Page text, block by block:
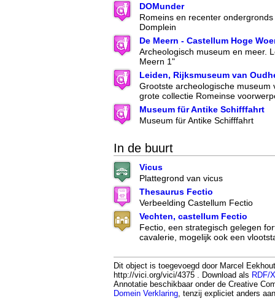
DOMunder
Romeins en recenter
Domplein
De Meern - Castellum Hoge
Archeologisch museum en meer.
Meern 1"
Leiden, Rijksmuseum van
Grootste archeologische museum
grote collectie Romeinse
Museum für Antike Schifffahrt
Museum für Antike Schifffahrt
In de buurt
Vicus
Plattegrond van vicus
Thesaurus Fectio
Verbeelding Castellum Fectio
Vechten, castellum Fectio
Fectio, een strategisch gelegen
cavalerie, mogelijk ook een
Dit object is toegevoegd door Marcel
http://vici.org/vici/4375 . Download als RDF/
Annotatie beschikbaar onder de Creative
Domein Verklaring , tenzij expliciet anders